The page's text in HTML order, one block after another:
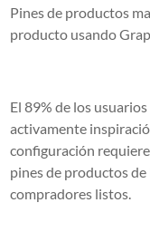
Pines de productos
producto usando
El 89% de los
activamente
configuración
pines de productos
compradores listos.